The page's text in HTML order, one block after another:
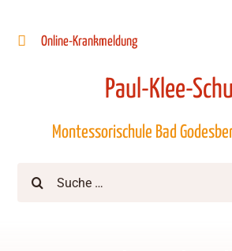
nach:
Paul-Klee-
Montessorischule Bad
Online-Krankmeldung